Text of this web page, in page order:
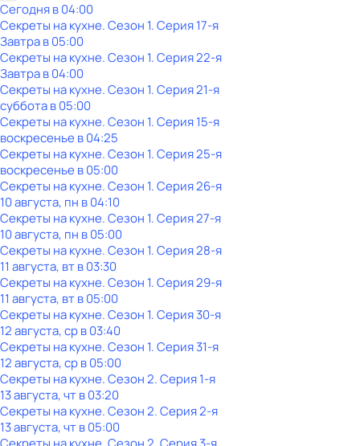
Сегодня в 04:00
Секреты на кухне. Сезон 1. Серия 17-я
Завтра в 05:00
Секреты на кухне. Сезон 1. Серия 22-я
Завтра в 04:00
Секреты на кухне. Сезон 1. Серия 21-я
субботав05:00
Секреты на кухне. Сезон 1. Серия 15-я
воскресенье в04:25
Секреты на кухне. Сезон 1. Серия 25-я
воскресенье в05:00
Секреты на кухне. Сезон 1. Серия 26-я
10 августа, пн в 04:10
Секреты на кухне. Сезон 1. Серия 27-я
10 августа, пн в 05:00
Секреты на кухне. Сезон 1. Серия 28-я
11 августа, вт в 03:30
Секреты на кухне. Сезон 1. Серия 29-я
11 августа, вт в 05:00
Секреты на кухне. Сезон 1. Серия 30-я
12 августа, ср в 03:40
Секреты на кухне. Сезон 1. Серия 31-я
12 августа, ср в 05:00
Секреты на кухне. Сезон 2. Серия 1-я
13 августа, чт в 03:20
Секреты на кухне. Сезон 2. Серия 2-я
13 августа, чт в 05:00